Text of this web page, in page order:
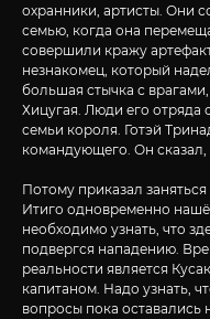
охранники, артисты. Они
семью, когда она
совершили кражу
незнакомец, который
большая стычка с
Хицугая. Люди его отряда
семьи короля. Готэй
командующего. Он сказал,
Потому приказал
Итиго одновременно
необходимо узнать, что
подвергся нападению.
реальности является
капитаном. Надо узнать,
вопросы пока оставались